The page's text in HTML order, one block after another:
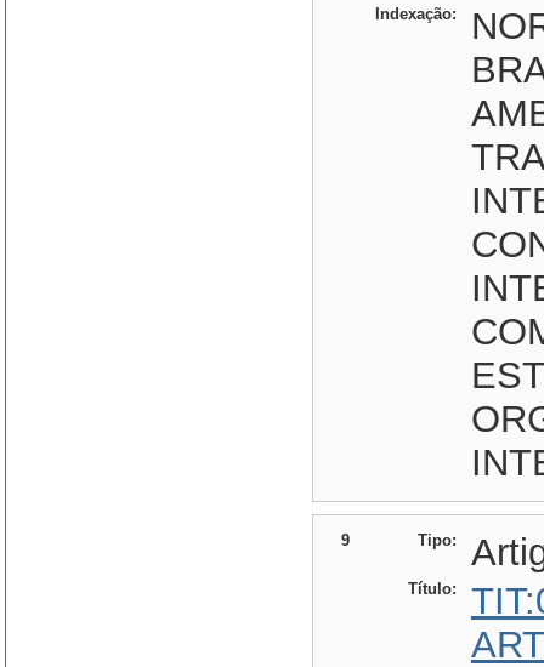
Indexação:
9 Tipo:
Título: